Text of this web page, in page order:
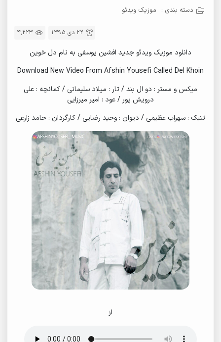
دسته بندی : موزیک ویدئو
4,223 22 دی 1395
دانلود موزیک ویدئو جدید افشین یوسفی به نام دل خوین
Download New Video From Afshin Yousefi Called Del Khoin
میکس و مستر : دو ال بند / تار : میلاد سلیمانی / کمانچه : علی
درویش پور / عود : امیر میرزایی
تنبک : سهراب عظیمی / دیوان : وحید رضایی / کارگردان : حامد زارعی
از